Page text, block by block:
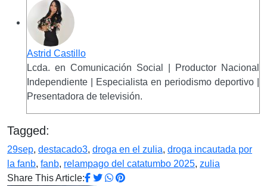
Astrid Castillo
Lcda. en Comunicación Social | Productor Nacional
Independiente | Especialista en periodismo deportivo |
Presentadora de televisión.
Tagged:
29sep, destacado3, droga en el zulia, droga incautada por
la fanb, fanb, relampago del catatumbo 2025, zulia
Share This Article: